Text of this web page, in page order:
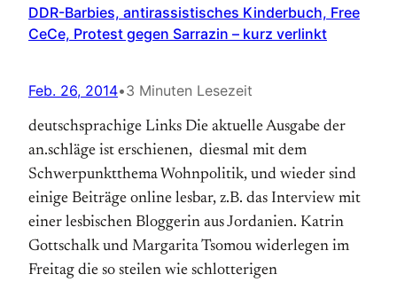
DDR-Barbies, antirassistisches Kinderbuch, Free
CeCe, Protest gegen Sarrazin – kurz verlinkt
Feb. 26, 2014•3 Minuten Lesezeit
deutschsprachige Links Die aktuelle Ausgabe der
an.schläge ist erschienen, diesmal mit dem
Schwerpunktthema Wohnpolitik, und wieder sind
einige Beiträge online lesbar, z.B. das Interview mit
einer lesbischen Bloggerin aus Jordanien. Katrin
Gottschalk und Margarita Tsomou widerlegen im
Freitag die so steilen wie schlotterigen